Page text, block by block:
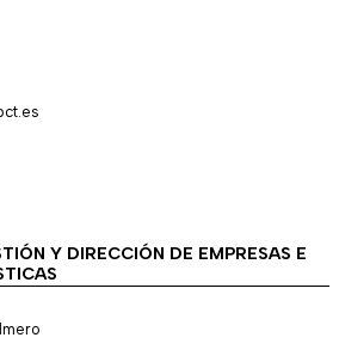
Y DIRECCIÓN DE EMPRESAS E